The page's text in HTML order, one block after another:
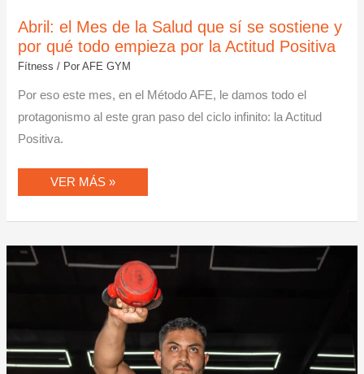
Abril: el Mes de la Salud que sí se sostiene y
por qué todo empieza por la Actitud Positiva
Fítness / PorAFE GYM
Por eso este mes, en el Método AFE, le damos todo el
protagonismo al este gran paso del ciclo infinito: la Actitud
Positiva.
VER MÁS »
GYM
COMBINACIÓN
Y
QUE